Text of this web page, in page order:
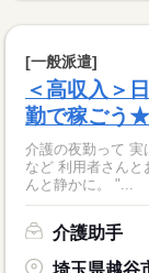
[一般派遣]
＜高収入＞
勤で稼ごう
介護の夜勤って 実はモクモク
など 利用者さんと
んと静かに。 "...
介護助手